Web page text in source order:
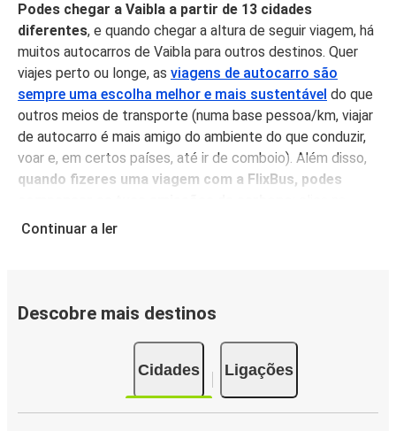
Podes chegar a Vaibla a partir de 13 cidades
diferentes, e quando chegar a altura de seguir viagem, há
muitos autocarros de Vaibla para outros destinos. Quer
viajes perto ou longe, as viagens de autocarro são
sempre uma escolha melhor e mais sustentável do que
outros meios de transporte (numa base pessoa/km, viajar
de autocarro é mais amigo do ambiente do que conduzir,
voar e, em certos países, até ir de comboio). Além disso,
quando fizeres uma viagem com a FlixBus, podes
caixa de compensação de CO₂ quando reservares o teu
ou reserva no nosso website ou App pagando em
podes esperar para desfrutar dos
nossos serviços a
Wi-Fi grátis, bastante espaço para as
pernas, lugares confortáveis e tomadas
Continuar a ler
Descobre mais destinos
Cidades Ligações